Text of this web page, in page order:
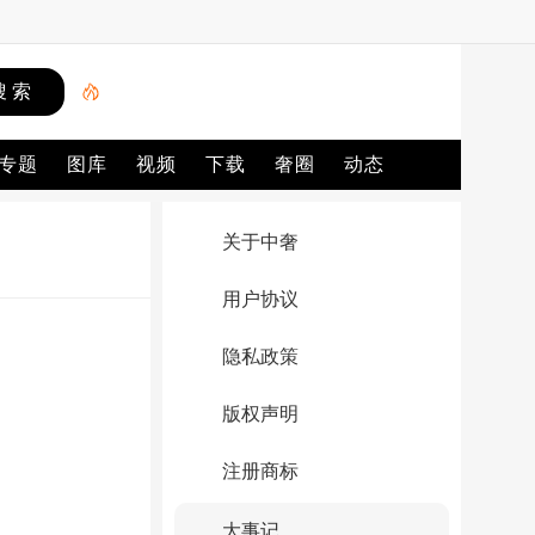
题 图库 视频 下载 奢圈 动态
关于中奢
用户协议
隐私政策
版权声明
注册商标
大事记